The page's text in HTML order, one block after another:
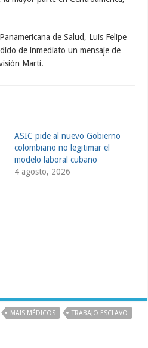
de Salud, Luis Felipe
de inmediato un mensaje de
Martí.
ASIC pide al nuevo Gobierno
colombiano no legitimar el
modelo laboral cubano
4 agosto, 2026
MAIS MÉDICOS
TRABAJO ESCLAVO